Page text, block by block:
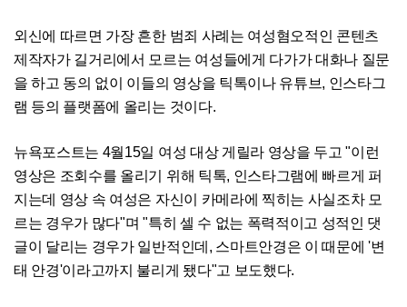
외신에 따르면 가장 흔한 범죄 사례는 여성혐오적인 콘텐츠
제작자가 길거리에서 모르는 여성들에게 다가가 대화나 질문
을 하고 동의 없이 이들의 영상을 틱톡이나 유튜브, 인스타그
램 등의 플랫폼에 올리는 것이다.
뉴욕포스트는 4월15일 여성 대상 게릴라 영상을 두고 "이런
영상은 조회수를 올리기 위해 틱톡, 인스타그램에 빠르게 퍼
지는데 영상 속 여성은 자신이 카메라에 찍히는 사실조차 모
르는 경우가 많다"며 "특히 셀 수 없는 폭력적이고 성적인 댓
글이 달리는 경우가 일반적인데, 스마트안경은 이 때문에 '변
태 안경'이라고까지 불리게 됐다"고 보도했다.